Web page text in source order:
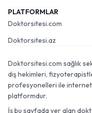
PLATFORMLAR
Doktorsitesi.com
Doktorsitesi.az
Doktorsitesi.com sağlık
diş hekimleri,
profesyonelleri ile internet
platformdur.
İş bu sayfada yer alan